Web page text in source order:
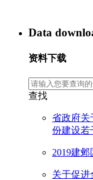
Data
资料下载
查找
省政府关
份建设若
2019建
关于促进